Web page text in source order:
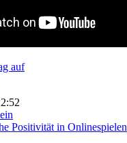
auf
Positivität in Onlinespielen